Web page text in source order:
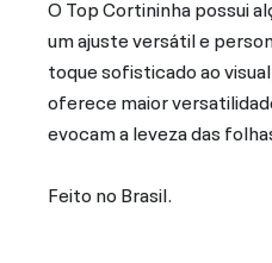
O Top Cortininha possui
um ajuste versátil e
toque sofisticado ao
oferece maior
evocam a leveza das
Feito no Brasil.